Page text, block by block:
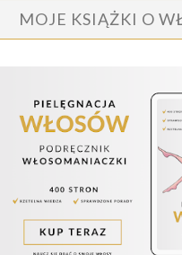
MOJE KSIĄŻKI O